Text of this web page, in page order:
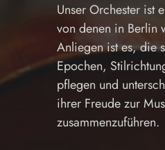
Unser Orchester ist
von denen in Berlin
Anliegen ist es, die
Epochen,
pflegen und
ihrer Freude zur
zusammenzuführen.